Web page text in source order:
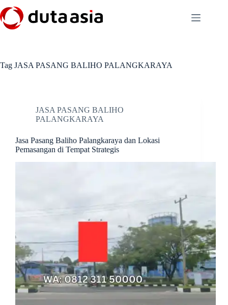
to
content
Tag JASA PASANG BALIHO PALANGKARAYA
JASA PASANG BALIHO
PALANGKARAYA
Jasa Pasang Baliho Palangkaraya dan Lokasi
Pemasangan di Tempat Strategis